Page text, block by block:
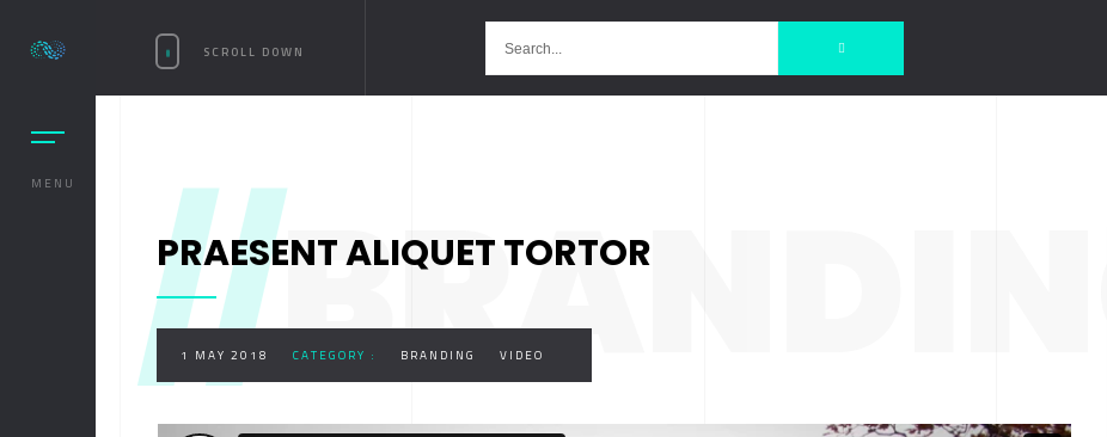
MENU
SCROLL DOWN
//BRANDING
PRAESENT ALIQUET TORTOR
1 MAY 2018 CATEGORY : BRANDING VIDEO